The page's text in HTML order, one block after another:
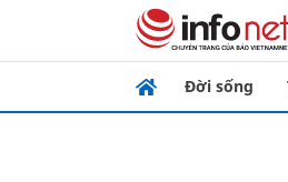
Đời sống